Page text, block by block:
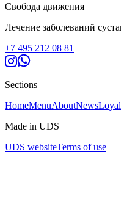
мнение не остаётся без
Свобода движения
Лечение заболеваний
+7 495 212 08 81
Sections
HomeMenuAboutNews
Made in UDS
UDS websiteTerms of use